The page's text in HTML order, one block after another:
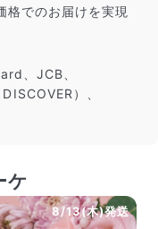
格でのお届けを実現
、JCB、
）、
ケ
8/13(木)発送